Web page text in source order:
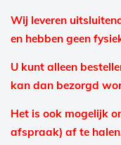
Wij leveren
en hebben geen
U kunt alleen
kan dan bezorgd
Het is ook mogelijk
afspraak) af te